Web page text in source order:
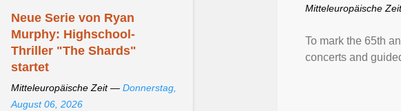
Mitteleuropäische
To mark the 65th
concerts and
Neue Serie von Ryan
Murphy: Highschool-
Thriller "The Shards"
startet
Mitteleuropäische Zeit — Donnerstag,
August 06, 2026